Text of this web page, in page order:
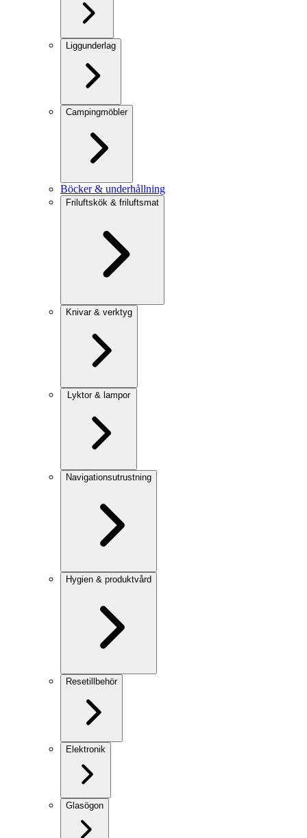
Liggunderlag
Campingmöbler
Böcker & underhållning
Friluftskök & friluftsmat
Knivar & verktyg
Lyktor & lampor
Navigationsutrustning
Hygien & produktvård
Resetillbehör
Elektronik
Glasögon